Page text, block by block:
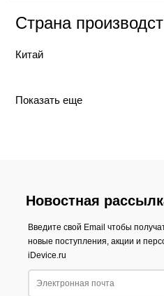
Страна
Китай
Показать еще
Новостная
Введите свой Email чтобы
новые поступления, акции и
iDevice.ru